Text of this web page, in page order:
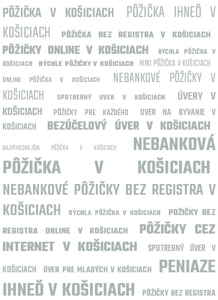
PÔŽIČKA V KOŠICIACH
PÔŽIČKA IHNEĎ V
KOŠICIACH
PÔŽIČKA BEZ REGISTRA V KOŠICIACH
PÔŽIČKY ONLINE V KOŠICIACH
RÝCHLA PÔŽIČKA V
KOŠICIACH
RÝCHLE PÔŽIČKY V KOŠICIACH MINI PÔŽIČKA V KOŠICIACH
ONLINE PÔŽIČKA V KOŠICIACH
NEBANKOVÉ PÔŽIČKY V
KOŠICIACH
SPOTREBNÝ UVER V KOŠICIACH
ÚVERY V
KOŠICIACH
PÔŽIČKY PRE KAŽDÉHO
UVER NA BYVANIE V
KOŠICIACH
BEZÚČELOVÝ ÚVER V KOŠICIACH
NAJVÝHODNEJŠIA PÔŽIČKA V KOŠICIACH
NEBANKOVÁ
PÔŽIČKA V KOŠICIACH
NEBANKOVÉ PÔŽIČKY BEZ REGISTRA V
KOŠICIACH
RÝCHLA PÔŽIČKA V KOŠICIACH
POŽIČKY BEZ
REGISTRA ONLINE V KOŠICIACH
PÔŽIČKY CEZ
INTERNET V KOŠICIACH
SPOTREBNÝ ÚVER V
KOŠICIACH
ÚVER PRE MLADÝCH V KOŠICIACH
PENIAZE
IHNEĎ V KOŠICIACH
PÔŽIČKY BEZ REGISTRA